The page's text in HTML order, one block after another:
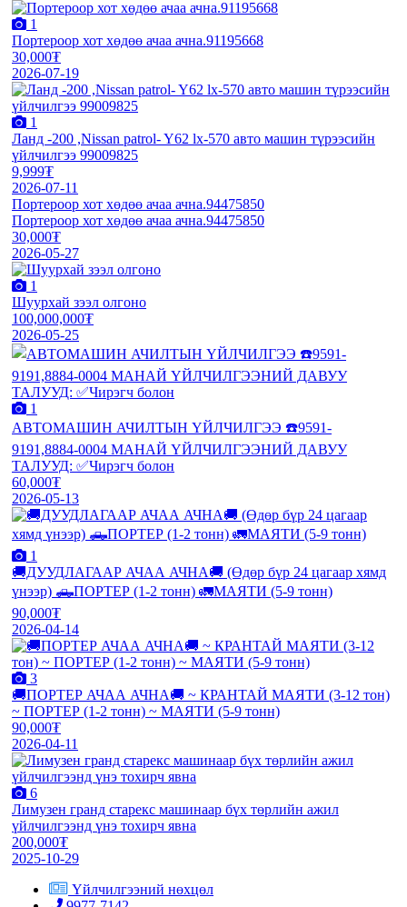
1
Портероор хот хөдөө ачаа ачна.91195668
30,000₮
2026-07-19
1
Ланд -200 ,Nissan patrol- Y62 lx-570 авто машин түрээсийн
үйлчилгээ 99009825
9,999₮
2026-07-11
Портероор хот хөдөө ачаа ачна.94475850
Портероор хот хөдөө ачаа ачна.94475850
30,000₮
2026-05-27
1
Шуурхай зээл олгоно
100,000,000₮
2026-05-25
1
АВТОМАШИН АЧИЛТЫН ҮЙЛЧИЛГЭЭ ☎️9591-
9191,8884-0004 МАНАЙ ҮЙЛЧИЛГЭЭНИЙ ДАВУУ
ТАЛУУД: ✅Чирэгч болон
60,000₮
2026-05-13
1
🚚ДУУДЛАГААР АЧАА АЧНА🚚 (Өдөр бүр 24 цагаар хямд
үнээр) 🛻ПОРТЕР (1-2 тонн) 🚛МАЯТИ (5-9 тонн)
90,000₮
2026-04-14
3
🚚ПОРТЕР АЧАА АЧНА🚚 ~ КРАНТАЙ МАЯТИ (3-12 тон)
~ ПОРТЕР (1-2 тонн) ~ МАЯТИ (5-9 тонн)
90,000₮
2026-04-11
6
Лимузен гранд старекс машинаар бүх төрлийн ажил
үйлчилгээнд үнэ тохирч явна
200,000₮
2025-10-29
Үйлчилгээний нөхцөл